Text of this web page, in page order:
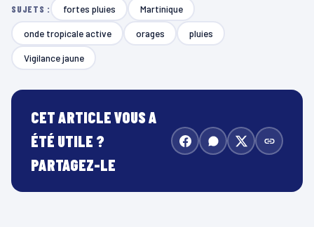
SUJETS : fortes pluies Martinique
onde tropicale active orages pluies
Vigilance jaune
CET ARTICLE VOUS A
ÉTÉ UTILE ?
PARTAGEZ-LE